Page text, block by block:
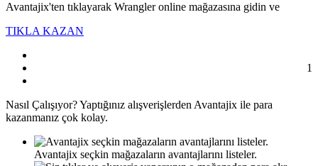
Avantajix'ten tıklayarak Wrangler online mağazasına gidin ve
TIKLA KAZAN
1
Nasıl Çalışıyor?Yaptığınız alışverişlerden Avantajix ile para
kazanmanız çok kolay.
Avantajix seçkin mağazaların avantajlarını listeler.